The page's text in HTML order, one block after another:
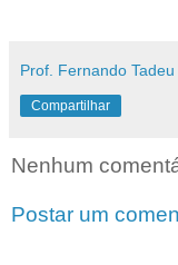
Prof. Fernando Tadeu
Compartilhar
Nenhum
Postar um